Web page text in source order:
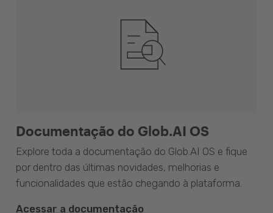
Documentação do Glob.AI OS
Explore toda a documentação do Glob.AI OS e fique
por dentro das últimas novidades, melhorias e
funcionalidades que estão chegando à plataforma.
Acessar a documentação